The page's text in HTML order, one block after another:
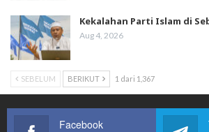
Kekalahan Parti Islam di
Aug 4, 2026
SEBELUM BERIKUT 1 dari 1,367
Facebook